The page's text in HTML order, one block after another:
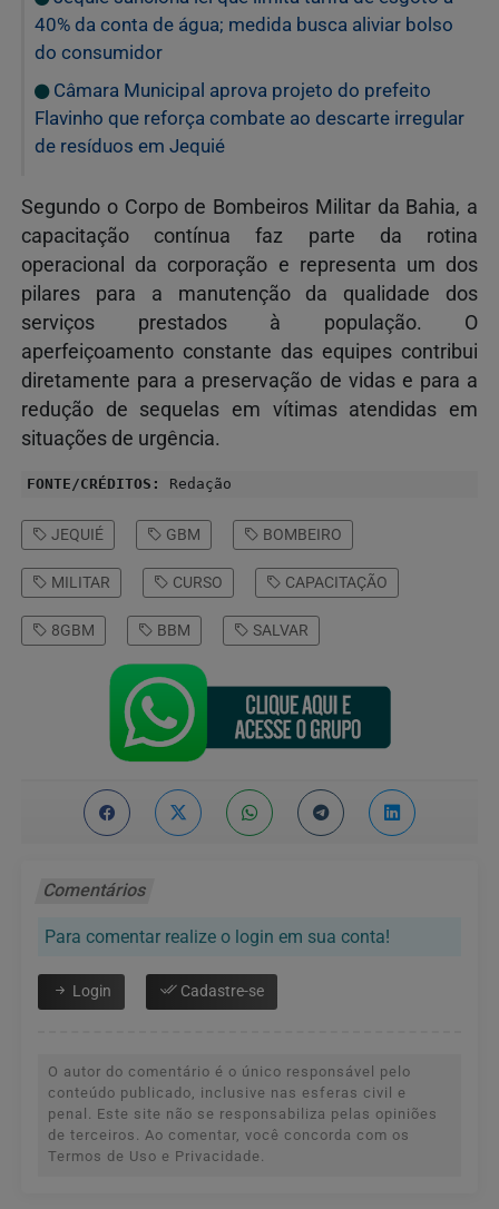
40% da conta de água; medida busca aliviar bolso
do consumidor
Câmara Municipal aprova projeto do prefeito
Flavinho que reforça combate ao descarte irregular
de resíduos em Jequié
Segundo o Corpo de Bombeiros Militar da Bahia, a
capacitação contínua faz parte da rotina
operacional da corporação e representa um dos
pilares para a manutenção da qualidade dos
serviços prestados à população. O
aperfeiçoamento constante das equipes contribui
diretamente para a preservação de vidas e para a
redução de sequelas em vítimas atendidas em
situações de urgência.
FONTE/CRÉDITOS: Redação
JEQUIÉ GBM BOMBEIRO
MILITAR CURSO CAPACITAÇÃO
8GBM BBM SALVAR
Comentários
Para comentar realize o login em sua conta!
Login Cadastre-se
O autor do comentário é o único responsável pelo
conteúdo publicado, inclusive nas esferas civil e
penal. Este site não se responsabiliza pelas opiniões
de terceiros. Ao comentar, você concorda com os
Termos de Uso e Privacidade.